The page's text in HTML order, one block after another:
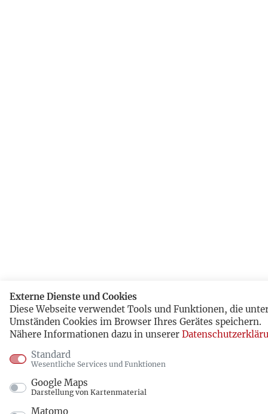
Externe Dienste und Cookies
Diese Webseite verwendet Tools und Funktionen, die
Umständen Cookies im Browser Ihres Gerätes speichern.
Nähere Informationen dazu in unserer
Standard
Wesentliche Services und Funktionen
Google Maps
Darstellung von Kartenmaterial
Matomo